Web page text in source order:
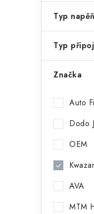
Typ
Typ
Značka
Auto
Dodo
OEM
Kwazar
AVA
MTM